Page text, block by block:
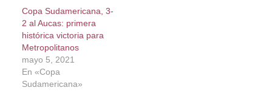
Copa Sudamericana, 3-
2 al Aucas: primera
histórica victoria para
Metropolitanos
mayo 5, 2021
En «Copa
Sudamericana»